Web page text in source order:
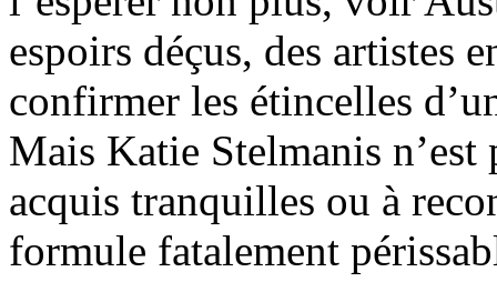
espoirs déçus, des artistes
confirmer les étincelles
Mais Katie Stelmanis n’est
acquis tranquilles ou à
formule fatalement